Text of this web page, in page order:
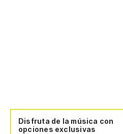
Disfruta de la música con
opciones exclusivas